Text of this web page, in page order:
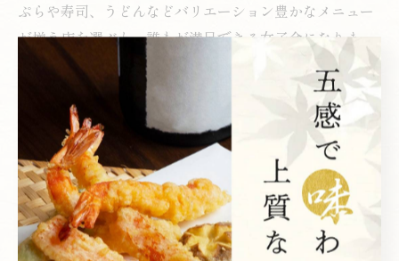
ぷらや寿司、うどんなどバリエーション豊かなメニュー
が揃う店を選ぶと、誰もが満足できる女子会になりま
す。実際に利用した方の口コミや体験談も参考に、失敗
しない和食ランチ選びを心掛けましょう。
SNS映えする新宿の和食ランチ店を厳選
SNSで注目を集める新宿の和食ランチ店は、見た目の美
しさや盛り付けの工夫が評判です。例えば、カラフルな
野菜や季節の食材をふんだんに使った定食や、和モダン
な空間演出が特徴の店舗は、写真を撮るだけで気分が上